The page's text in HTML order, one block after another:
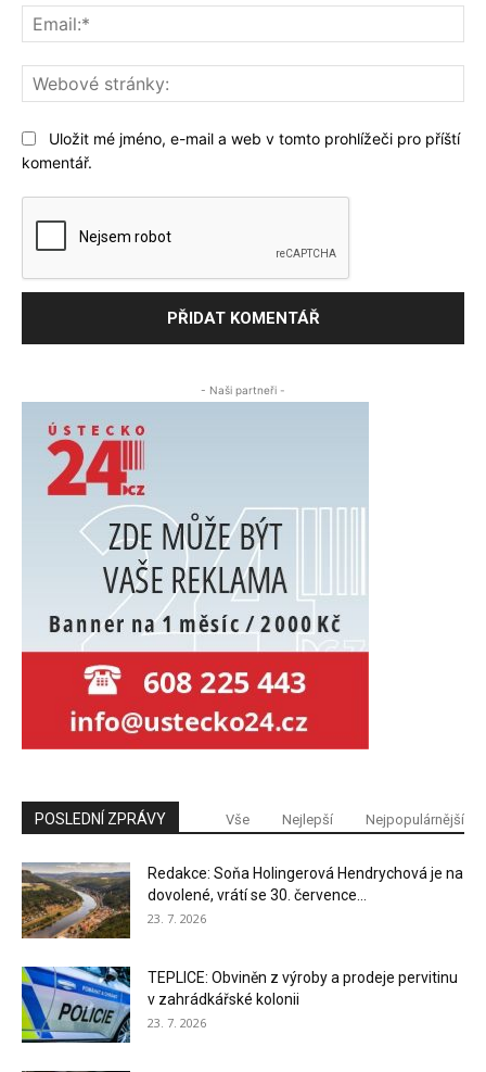
Uložit mé jméno, e-mail a web v tomto prohlížeči pro příští
komentář.
- Naši partneři -
POSLEDNÍ ZPRÁVY Vše Nejlepší Nejpopulárnější
Redakce: Soňa Holingerová Hendrychová je na
dovolené, vrátí se 30. července...
23. 7. 2026
TEPLICE: Obviněn z výroby a prodeje pervitinu
v zahrádkářské kolonii
23. 7. 2026